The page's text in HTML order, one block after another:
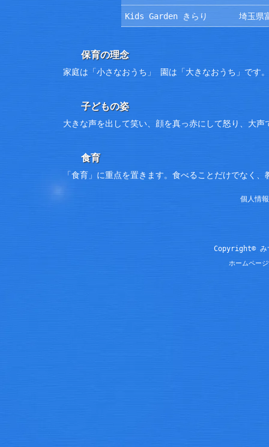
Kids Garden きらり 埼玉県
保育の理念
家庭は「小さなおうち」 園は「大きなおうち」です
子どもの姿
大きな声を出して笑い、顔を真っ赤にして怒り、大
食育
「食育」に重点を置きます。食べることだけでなく
個人情
Copyright© み
ホームペー